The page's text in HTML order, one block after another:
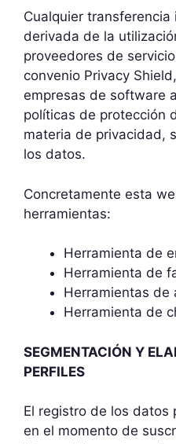
Cualquier
derivada de la
proveedores de
convenio Privacy
empresas de software
políticas de protección
materia de privacidad,
los datos.
Concretamente esta
herramientas:
Herramienta de
Herramienta de
Herramientas de
Herramienta de
SEGMENTACIÓN Y
PERFILES
El registro de los datos
en el momento de